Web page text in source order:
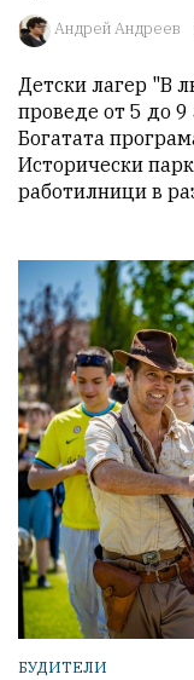
Aндрей Андреев
Детски лагер "В
проведе от 5 до 9
Богатата
Исторически
работилници в
БУДИТЕЛИ